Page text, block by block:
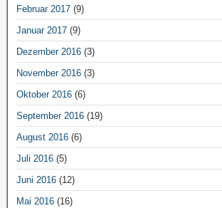
Februar 2017 (9)
Januar 2017 (9)
Dezember 2016 (3)
November 2016 (3)
Oktober 2016 (6)
September 2016 (19)
August 2016 (6)
Juli 2016 (5)
Juni 2016 (12)
Mai 2016 (16)